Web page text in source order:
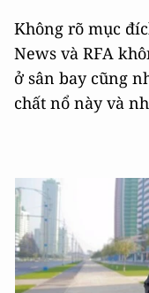
Không rõ mục
News và RFA
ở sân bay cũng
chất nổ này và